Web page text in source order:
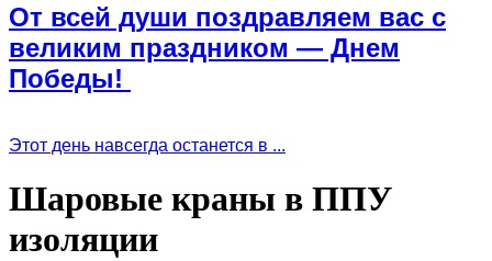
От всей души поздравляем вас с
великим праздником — Днем
Победы!
Этот день навсегда останется в ...
Шаровые краны в ППУ
изоляции